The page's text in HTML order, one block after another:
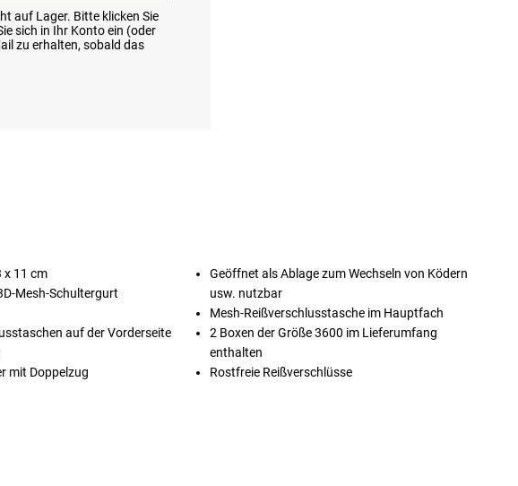
auf Lager. Bitte klicken Sie
sich in Ihr Konto ein (oder
zu erhalten, sobald das
x 11 cm
Mesh-Schultergurt
auf der Vorderseite
mit Doppelzug
Geöffnet als Ablage zum Wechseln von Ködern
usw. nutzbar
Mesh-Reißverschlusstasche im Hauptfach
2 Boxen der Größe 3600 im Lieferumfang
enthalten
Rostfreie Reißverschlüsse